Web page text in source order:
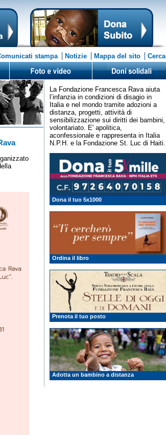
stampa Notizie Mappa del sito Cerca
La Fondazione Francesca Rava aiuta
l’infanzia in condizioni di disagio in
Italia e nel mondo tramite adozioni a
distanza, progetti, attività di
sensibilizzazione sui diritti dei bambini,
volontariato. E' apolitica,
aconfessionale e rappresenta in Italia
N.P.H. e la Fondazione St. Luc di Haiti.
Dona il tuo 5x1000
Ordina il libro
Prenota il tuo posto
Adotta un bambino a distanza